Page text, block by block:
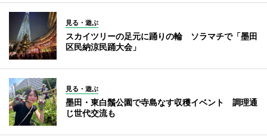
見る・遊ぶ
スカイツリーの足元に踊りの輪 ソラマチで「墨田
区民納涼民踊大会」
見る・遊ぶ
墨田・東白鬚公園で寺島なす収穫イベント 調理通
じ世代交流も